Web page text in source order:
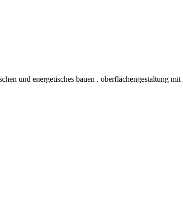
und energetisches bauen . oberflächengestaltung